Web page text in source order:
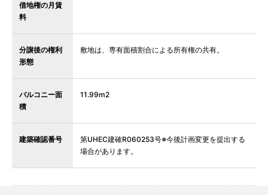
借地権の月賃
料
分譲後の権利
形態
敷地は、専有面積割合による所有権の共有。
バルコニー面
積
11.99m2
建築確認番号
第UHEC建確R060253号※今後計画変更を提出する
場合があります。